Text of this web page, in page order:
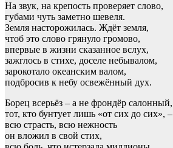
На звук, на крепость проверяет слово,
губами чуть заметно шевеля.
Земля насторожилась. Ждёт земля,
чтоб это слово грянуло громово,
впервые в жизни сказанное вслух,
зажглось в стихе, доселе небывалом,
зарокотало океанским валом,
подбросив к небу освежённый дух.
Борец всерьёз – а не фрондёр салонный,
тот, кто бунтует лишь «от сих до сих», –
всю страсть, всю нежность
он вложил в свой стих,